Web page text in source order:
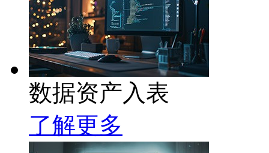
数据资产入表
了解更多